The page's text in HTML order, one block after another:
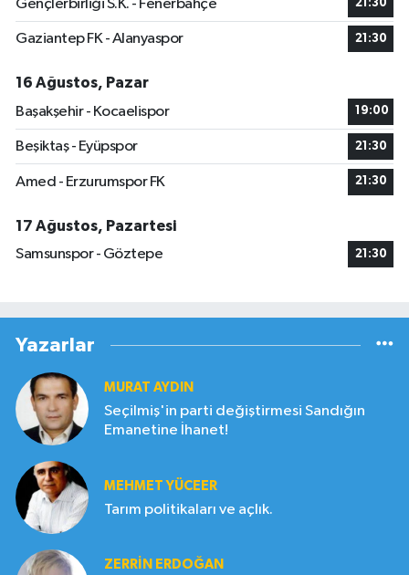
Gençlerbirliği S.K. - Fenerbahçe 21:30
Gaziantep FK - Alanyaspor 21:30
16 Ağustos, Pazar
Başakşehir - Kocaelispor
19:00
Beşiktaş - Eyüpspor 21:30
Amed - Erzurumspor FK 21:30
17 Ağustos, Pazartesi
Samsunspor - Göztepe
21:30
Yazarlar
MURAT AYDIN
Seçilmiş'in parti değiştirmesi Sandığın
Emanetine İhanet!
MEHMET YÜCEER
Tarım politikaları ve açlık.
ZERRIN ERDOĞAN